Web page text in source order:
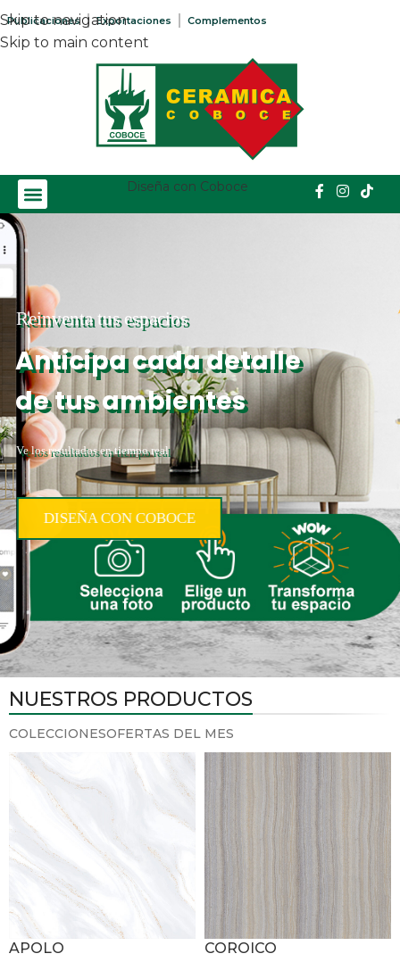
Skip to navigation
Skip to main content
Publicaciones Exportaciones Complementos
Diseña con Coboce
Reinventa tus espacios
Anticipa cada detalle
de tus ambientes
Ve los resultados en tiempo real
DISEÑA CON COBOCE
NUESTROS PRODUCTOS
COLECCIONESOFERTAS DEL MES
APOLO COROICO